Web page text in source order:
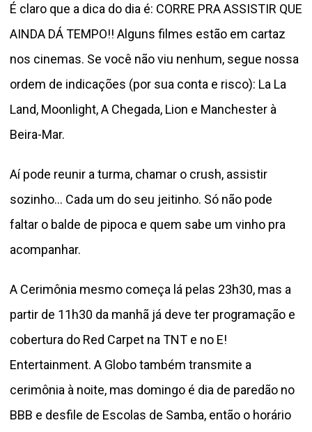
É claro que a dica do dia é: CORRE PRA ASSISTIR QUE
AINDA DÁ TEMPO!! Alguns filmes estão em cartaz
nos cinemas. Se você não viu nenhum, segue nossa
ordem de indicações (por sua conta e risco): La La
Land, Moonlight, A Chegada, Lion e Manchester à
Beira-Mar.
Aí pode reunir a turma, chamar o crush, assistir
sozinho… Cada um do seu jeitinho. Só não pode
faltar o balde de pipoca e quem sabe um vinho pra
acompanhar.
A Cerimônia mesmo começa lá pelas 23h30, mas a
partir de 11h30 da manhã já deve ter programação e
cobertura do Red Carpet na TNT e no E!
Entertainment. A Globo também transmite a
cerimônia à noite, mas domingo é dia de paredão no
BBB e desfile de Escolas de Samba, então o horário